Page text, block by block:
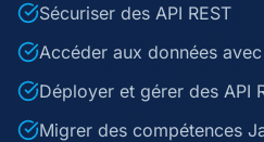
Sécuriser des API REST
Accéder aux données
Déployer et gérer des API
Migrer des compétences